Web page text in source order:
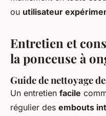
ou utilisateur
Entretien et
la ponceuse à
Guide de nettoyage
Un entretien facile
régulier des embouts